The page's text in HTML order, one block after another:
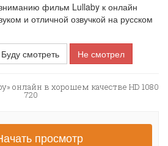
фильм Lullaby к онлайн
и отличной озвучкой на русском
Буду смотреть Не смотрел
онлайн в хорошем качестве HD 1080
720
просмотр